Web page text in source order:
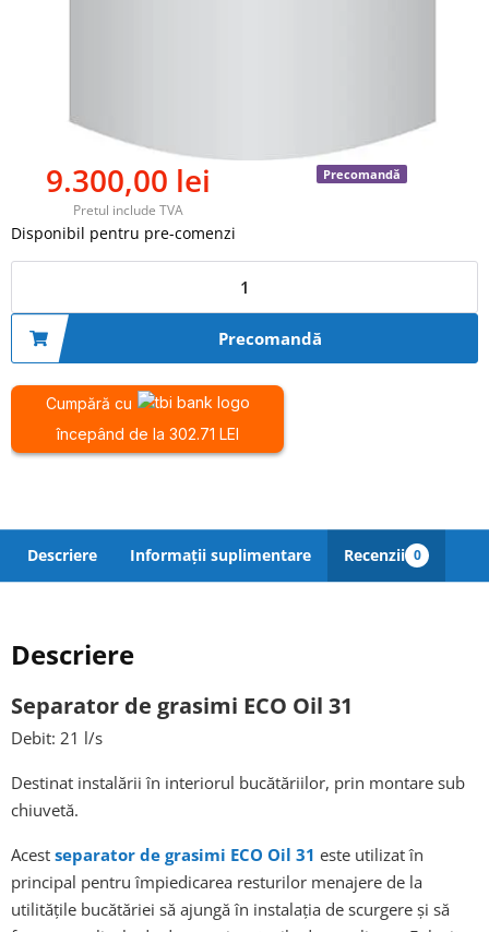
9.300,00 lei
Pretul include TVA
Precomandă
Disponibil pentru pre-comenzi
Precomandă
Cumpără cu
începând de la 302.71 LEI
Descriere Informații suplimentare Recenzii 0
Descriere
Separator de grasimi ECO Oil 31
Debit: 21 l/s
Destinat instalării în interiorul bucătăriilor, prin montare sub
chiuvetă.
Acest separator de grasimi ECO Oil 31 este utilizat în
principal pentru împiedicarea resturilor menajere de la
utilitățile bucătăriei să ajungă în instalația de scurgere și să